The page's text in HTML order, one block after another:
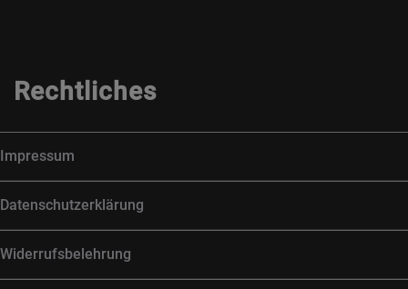
Rechtliches
Impressum
Datenschutzerklärung
Widerrufsbelehrung